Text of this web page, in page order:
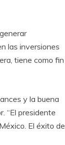
las inversiones
tiene como fin
y la buena
“El presidente
El éxito de